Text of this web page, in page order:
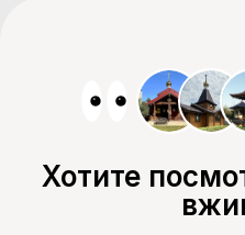
Хотите